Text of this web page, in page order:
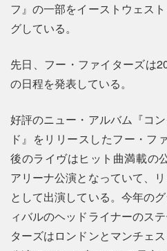
フ』の一部をイーストウェス
グしている。
先日、フー・ファイターズは
の日程を発表している。
好評のニュー・アルバム『コ
ド』をリリースしたフー・フ
後のライヴはヒット曲満載の
アリーナ公演となっていて、
として出演している。今年の
ィバルのヘッドライナーのス
ターズはロンドンとマンチェ